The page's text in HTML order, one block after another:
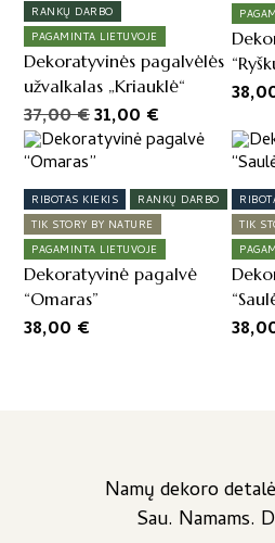
RANKŲ DARBO
PAGAMINTA LIETUVOJE
Dekoratyvinės pagalvėlės
užvalkalas „Kriauklė“
37,00€Original
price
was:
37,00 €.
31,00 €
price
31,00 €.
RIBOTAS KIEKIS
RANKŲ DARBO
TIK STORY BY NATURE
PAGAMINTA LIETUVOJE
Dekoratyvinė pagalvė
“Omaras”
38,00 €
TIK
Namų dekoro
Sau. Namams.